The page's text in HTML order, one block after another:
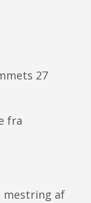
27
fra
mestring af